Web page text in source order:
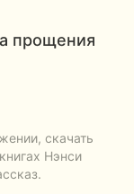
прощения
скачать
Нэнси